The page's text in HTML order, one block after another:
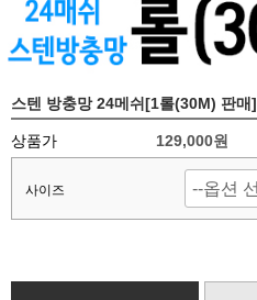
스텐 방충망 24메쉬[1롤(30M) 판매]
상품가 129,000원
사이즈